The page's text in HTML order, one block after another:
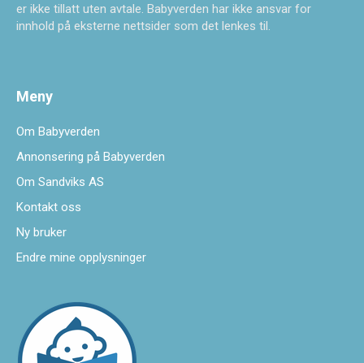
er ikke tillatt uten avtale. Babyverden har ikke ansvar for
innhold på eksterne nettsider som det lenkes til.
Meny
Om Babyverden
Annonsering på Babyverden
Om Sandviks AS
Kontakt oss
Ny bruker
Endre mine opplysninger